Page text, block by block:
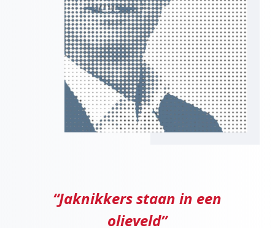
“Jaknikkers staan in een
olieveld”